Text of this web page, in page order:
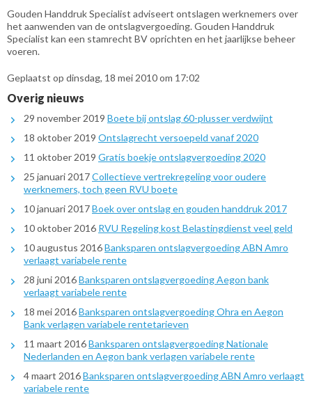
Gouden Handdruk Specialist adviseert ontslagen werknemers over
het aanwenden van de ontslagvergoeding. Gouden Handdruk
Specialist kan een stamrecht BV oprichten en het jaarlijkse beheer
voeren.
Geplaatst op dinsdag, 18 mei 2010 om 17:02
Overig nieuws
29 november 2019 Boete bij ontslag 60-plusser verdwijnt
18 oktober 2019 Ontslagrecht versoepeld vanaf 2020
11 oktober 2019 Gratis boekje ontslagvergoeding 2020
25 januari 2017Collectieve vertrekregeling voor oudere
werknemers, toch geen RVU boete
10 januari 2017Boek over ontslag en gouden handdruk 2017
10 oktober 2016 RVU Regeling kost Belastingdienst veel geld
10 augustus 2016Banksparen ontslagvergoeding ABN Amro
verlaagt variabele rente
28 juni 2016Banksparen ontslagvergoeding Aegon bank
verlaagt variabele rente
18 mei 2016Banksparen ontslagvergoeding Ohra en Aegon
Bank verlagen variabele rentetarieven
11 maart 2016Banksparen ontslagvergoeding Nationale
Nederlanden en Aegon bank verlagen variabele rente
4 maart 2016Banksparen ontslagvergoeding ABN Amro verlaagt
variabele rente